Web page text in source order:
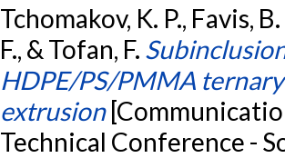
Tchomakov, K. P., Favis,
F., & Tofan, F.
HDPE/PS/PMMA
extrusion
Technical Conference -